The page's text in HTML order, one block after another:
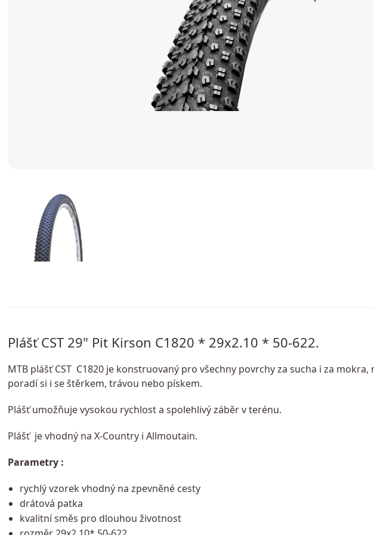
Plášť CST 29" Pit Kirson C1820 * 29x2.10 * 50-622.
MTB plášť CST C1820 je konstruovaný pro všechny povrchy za sucha i za
poradí si i se štěrkem, trávou nebo pískem.
Plášť umožňuje vysokou rychlost a spolehlivý záběr v terénu.
Plášť je vhodný na X-Country i Allmoutain.
Parametry :
rychlý vzorek vhodný na zpevněné cesty
drátová patka
kvalitní směs pro dlouhou životnost